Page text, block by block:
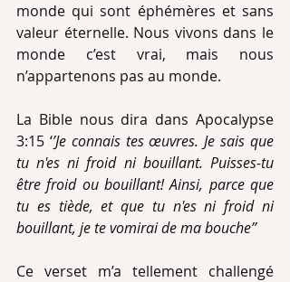
monde qui sont éphémères et sans
valeur éternelle. Nous vivons dans le
monde c’est vrai, mais nous
n’appartenons pas au monde.
La Bible nous dira dans Apocalypse
3:15 ‘’Je connais tes œuvres. Je sais que
tu n'es ni froid ni bouillant. Puisses-tu
être froid ou bouillant! Ainsi, parce que
tu es tiède, et que tu n'es ni froid ni
bouillant, je te vomirai de ma bouche’’
Ce verset m’a tellement challengé